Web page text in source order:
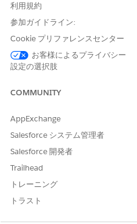
この記事で問題は
ご意見をお待ち
利用規約
参加ガイドライン:
Cookie プリファレンスセンター
お客様によるプライバシー
設定の選択肢
COMMUNITY
AppExchange
Salesforce システム管理者
Salesforce 開発者
Trailhead
トレーニング
トラスト